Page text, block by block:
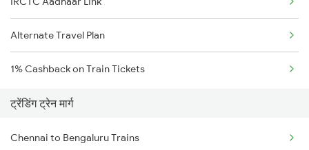
Alternate Travel Plan
1% Cashback on Train Tickets
ट्रेंडिंग ट्रेन मार्ग
Chennai to Bengaluru Trains